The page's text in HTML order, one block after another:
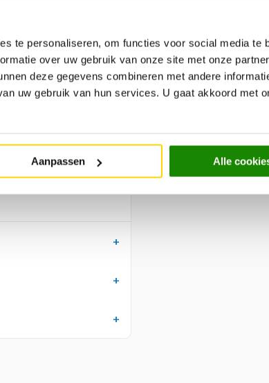
te personaliseren, om functies voor social media te
over uw gebruik van onze site met onze
deze gegevens combineren met andere
uw gebruik van hun services. U gaat akkoord met
Aanpassen Alle
Vergroot afbeelding
en kleur een
bij ons aan te
op het scherm kunnen
bekleding of het beste
zij kunnen je
Maak
Betaal